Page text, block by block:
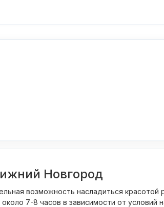
Новгород
возможность насладиться красотой
7-8 часов в зависимости от условий